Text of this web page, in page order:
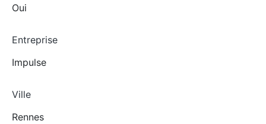
Oui
Entreprise
Impulse
Ville
Rennes